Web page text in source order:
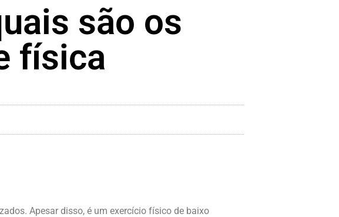
são os
física
Apesar disso, é um exercício físico de baixo